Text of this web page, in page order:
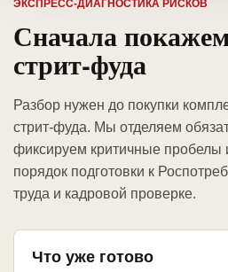
ЭКСПРЕСС-ДИАГНОСТИКА РИСКОВ
Сначала
стрит-фуда
Разбор нужен до покупки
стрит-фуда. Мы отделяем
фиксируем критичные пробелы
порядок подготовки к
труда и кадровой проверке.
Что уже готово